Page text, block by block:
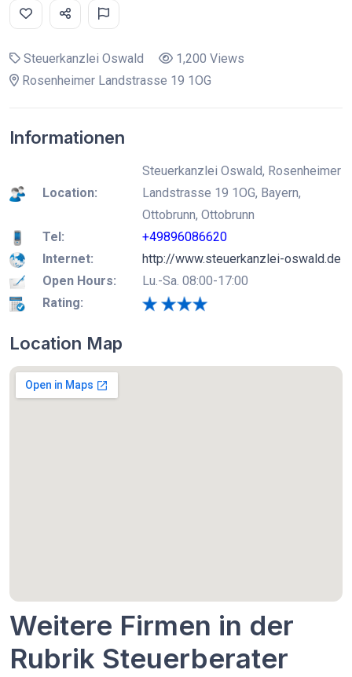
Steuerkanzlei Oswald
1,200 Views
Rosenheimer Landstrasse 19 1OG
Informationen
Location:
Steuerkanzlei Oswald, Rosenheimer
Landstrasse 19 1OG, Bayern,
Ottobrunn, Ottobrunn
Tel:
+49896086620
Internet:
http://www.steuerkanzlei-oswald.de
Open Hours:
Lu.-Sa. 08:00-17:00
Rating:
Location Map
Weitere Firmen in der
Rubrik Steuerberater